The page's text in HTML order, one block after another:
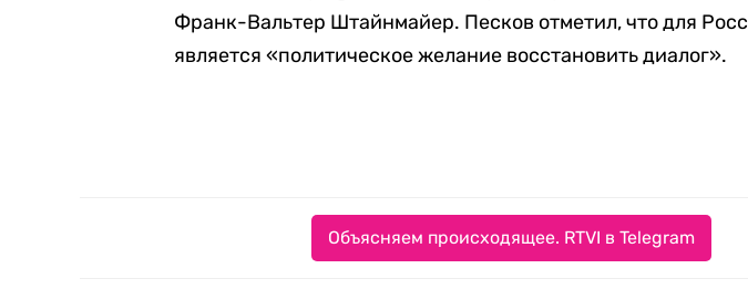
Франк-Вальтер Штайнмайер. Песков отметил, что для
является «политическое желание восстановить диалог».
Объясняем происходящее. RTVI в Telegram